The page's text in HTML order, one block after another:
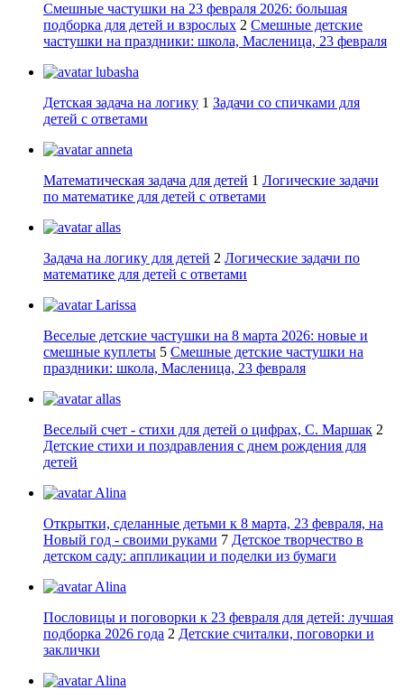
Смешные частушки на 23 февраля 2026: большая
подборка для детей и взрослых 2 Смешные детские
частушки на праздники: школа, Масленица, 23 февраля
lubasha
Детская задача на логику 1 Задачи со спичками для
детей с ответами
anneta
Математическая задача для детей 1 Логические задачи
по математике для детей с ответами
allas
Задача на логику для детей 2 Логические задачи по
математике для детей с ответами
Larissa
Веселые детские частушки на 8 марта 2026: новые и
смешные куплеты 5 Смешные детские частушки на
праздники: школа, Масленица, 23 февраля
allas
Веселый счет - стихи для детей о цифрах, С. Маршак 2
Детские стихи и поздравления с днем рождения для
детей
Alina
Открытки, сделанные детьми к 8 марта, 23 февраля, на
Новый год - своими руками 7 Детское творчество в
детском саду: аппликации и поделки из бумаги
Alina
Пословицы и поговорки к 23 февраля для детей: лучшая
подборка 2026 года 2 Детские считалки, поговорки и
заклички
Alina